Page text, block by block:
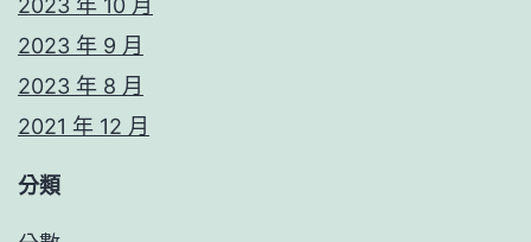
2023 年 10 月
2023 年 9 月
2023 年 8 月
2021 年 12 月
分類